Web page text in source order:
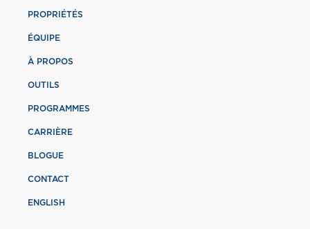
PROPRIÉTÉS
ÉQUIPE
À PROPOS
OUTILS
PROGRAMMES
CARRIÈRE
BLOGUE
CONTACT
ENGLISH